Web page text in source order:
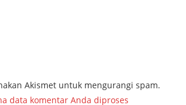
Akismet untuk mengurangi spam.
data komentar Anda diproses